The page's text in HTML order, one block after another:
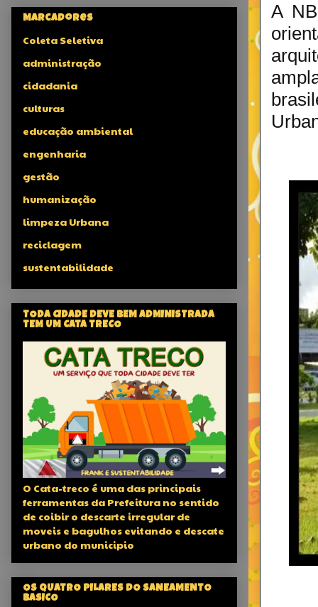
A
Marcadores
Coleta Seletiva
administração
cidadania
culturas
educação ambiental
engenharia
gestão
humanização
limpeza Urbana
reciclagem
sustentabilidade
TODA CIDADE DEVE BEM ADMINISTRADA
TEM UM CATA TRECO
O Cata-treco é uma das principais
ferramentas da Prefeitura no sentido
de coibir o descarte irregular de
moveis e bagulhos evitando e descate
urbano do municipio
OS QUATRO PILARES DO SANEAMENTO
BASICO